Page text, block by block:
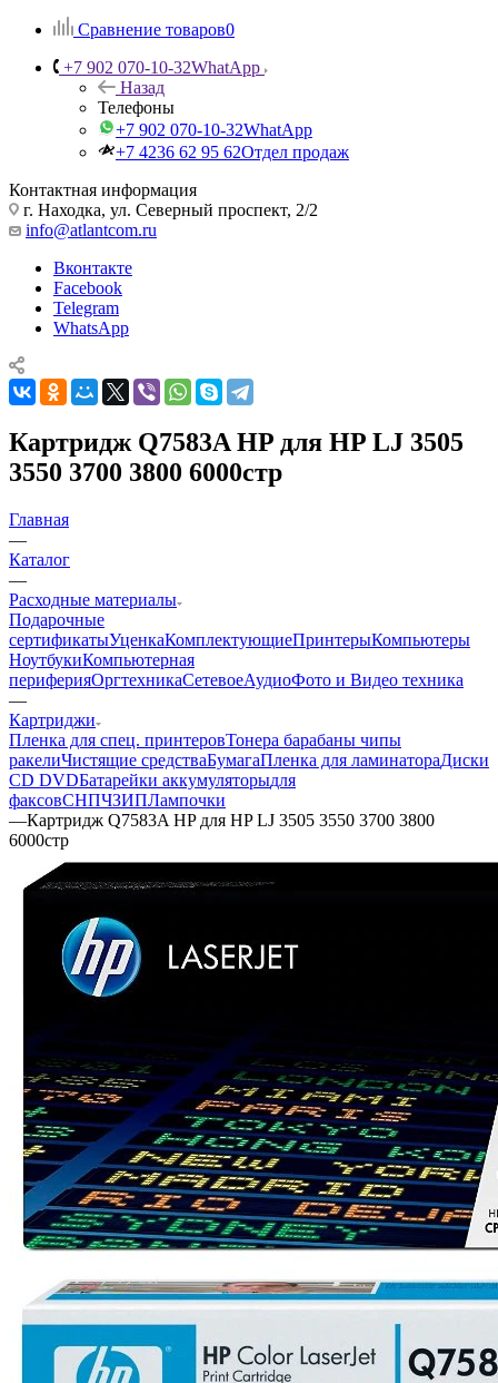
Сравнение товаров0
+7 902 070-10-32WhatApp
Назад
Телефоны
+7 902 070-10-32WhatApp
+7 4236 62 95 62Отдел продаж
Контактная информация
г. Находка, ул. Северный проспект, 2/2
info@atlantcom.ru
Вконтакте
Facebook
Telegram
WhatsApp
Картридж Q7583A HP для HP LJ 3505
3550 3700 3800 6000стр
Главная
—
Каталог
—
Расходные материалы
Подарочные
сертификатыУценкаКомплектующиеПринтерыКомпьютеры
НоутбукиКомпьютерная
периферияОргтехникаСетевоеАудиоФото и Видео техника
—
Картриджи
Пленка для спец. принтеровТонера барабаны чипы
ракелиЧистящие средстваБумагаПленка для ламинатораДиски
CD DVDБатарейки аккумуляторыдля
факсовСНПЧЗИПЛампочки
—Картридж Q7583A HP для HP LJ 3505 3550 3700 3800
6000стр